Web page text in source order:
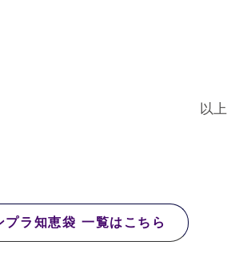
以上
プラ知恵袋 一覧はこちら